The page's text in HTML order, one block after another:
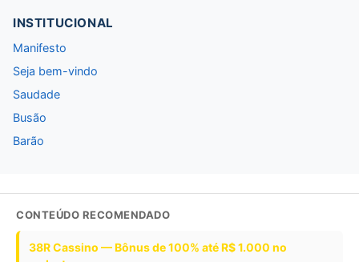
INSTITUCIONAL
Manifesto
Seja bem-vindo
Saudade
Busão
Barão
CONTEÚDO RECOMENDADO
38R Cassino — Bônus de 100% até R$ 1.000 no